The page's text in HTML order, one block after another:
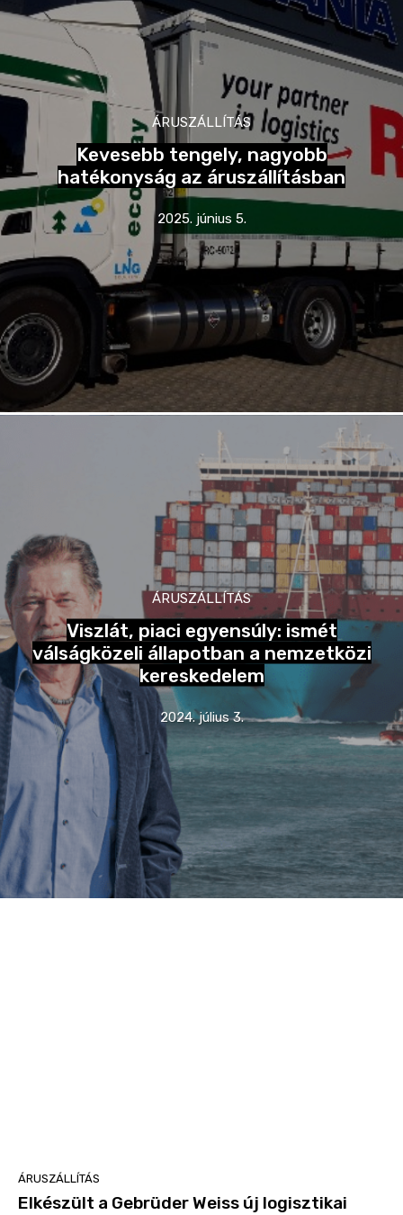
ÁRUSZÁLLÍTÁS
Kevesebb tengely, nagyobb
hatékonyság az áruszállításban
2025. június 5.
ÁRUSZÁLLÍTÁS
Viszlát, piaci egyensúly: ismét
válságközeli állapotban a nemzetközi
kereskedelem
2024. július 3.
ÁRUSZÁLLÍTÁS
Elkészült a Gebrüder Weiss új logisztikai